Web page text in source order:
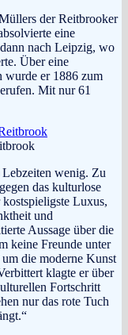
der Reitbrooker
eine
nach Leipzig, wo
Über eine
wurde er 1886 zum
Mit nur 61
wenig. Zu
das kulturlose
kostspieligste Luxus,
und
Aussage über die
keine Freunde unter
die moderne Kunst
klagte er über
Fortschritt
nur das rote Tuch